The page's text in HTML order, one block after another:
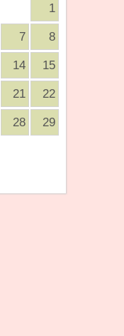
1
7 8
14 15
21 22
28 29